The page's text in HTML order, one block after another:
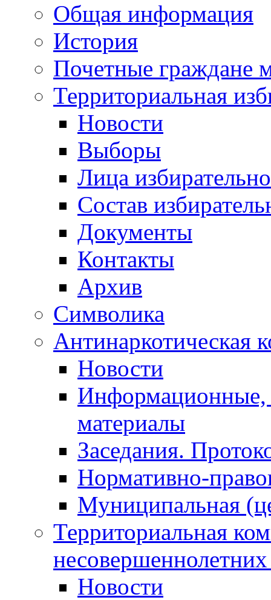
Общая информация
История
Почетные граждане
Территориальная
Новости
Выборы
Лица
Состав
Документы
Контакты
Архив
Символика
Антинаркотическая
Новости
Информационные,
материалы
Заседания.
Нормативно-
Муниципальная
Территориальная
Новости